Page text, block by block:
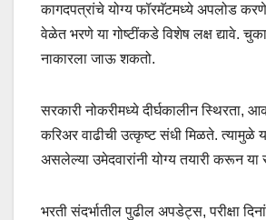
कागदपत्रांचे योग्य फॉरमॅटमध्ये अपलोड
वेळेत भरणे या गोष्टींकडे विशेष लक्ष द्यावे.
नाकारला जाऊ शकतो.
सरकारी नोकरीमध्ये दीर्घकालीन स्थिरता,
करिअर वाढीची उत्कृष्ट संधी मिळते. त्यामुळे
असलेल्या उमेदवारांनी योग्य तयारी करून या
भरती संदर्भातील पुढील अपडेट्स, परीक्षा